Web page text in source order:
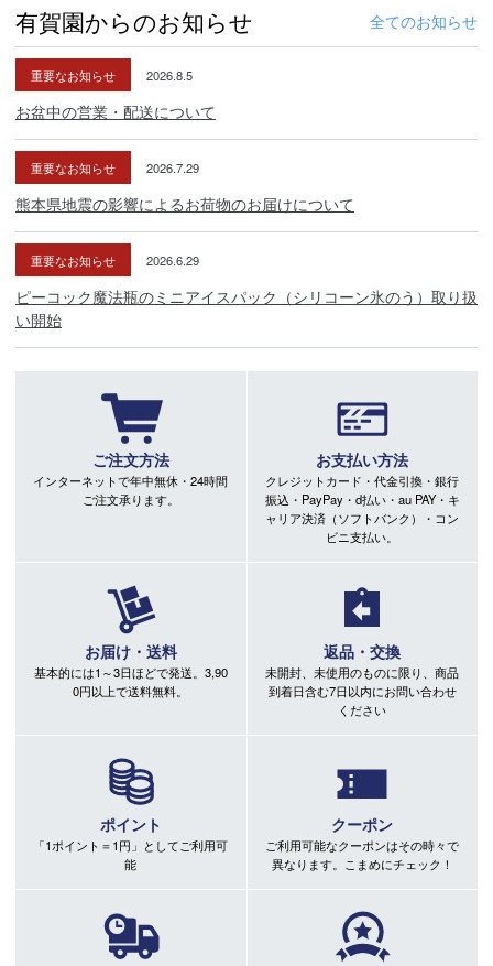
有賀園からのお知らせ 全てのお知らせ
重要なお知らせ 2026.8.5
お盆中の営業・配送について
重要なお知らせ 2026.7.29
熊本県地震の影響によるお荷物のお届けについて
重要なお知らせ 2026.6.29
ピーコック魔法瓶のミニアイスパック（シリコーン氷のう）取り扱
い開始
ご注文方法
インターネットで年中無休・24時間
ご注文承ります。
お支払い方法
クレジットカード・代金引換・銀行
振込・PayPay・d払い・au PAY・キ
ャリア決済（ソフトバンク）・コン
ビニ支払い。
お届け・送料
基本的には1～3日ほどで発送。3,90
0円以上で送料無料。
返品・交換
未開封、未使用のものに限り、商品
到着日含む7日以内にお問い合わせ
ください
ポイント
「1ポイント＝1円」としてご利用可
能
クーポン
ご利用可能なクーポンはその時々で
異なります。こまめにチェック！